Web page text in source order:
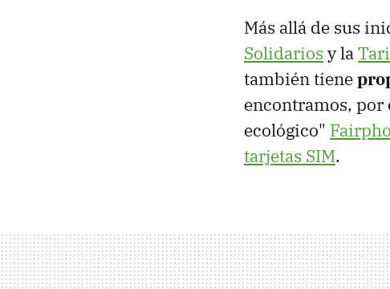
Más allá de sus
Solidarios y la
también tiene
encontramos,
ecológico"
tarjetas SIM.